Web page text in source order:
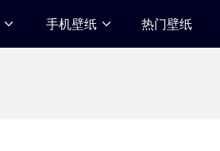
手机壁纸 热门壁纸